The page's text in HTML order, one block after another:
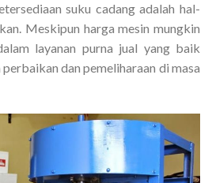
suku cadang adalah hal-
Meskipun harga mesin mungkin
layanan purna jual yang baik
dan pemeliharaan di masa